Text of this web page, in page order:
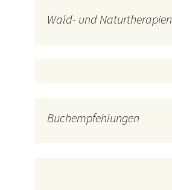
Wald- und Naturtherapien
Buchempfehlungen